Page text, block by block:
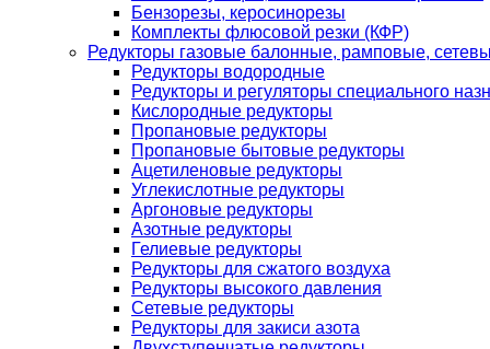
Бензорезы, керосинорезы
Комплекты флюсовой резки (КФР)
Редукторы газовые балонные, рамповые,
Редукторы водородные
Редукторы и регуляторы специального
Кислородные редукторы
Пропановые редукторы
Пропановые бытовые редукторы
Ацетиленовые редукторы
Углекислотные редукторы
Аргоновые редукторы
Азотные редукторы
Гелиевые редукторы
Редукторы для сжатого воздуха
Редукторы высокого давления
Сетевые редукторы
Редукторы для закиси азота